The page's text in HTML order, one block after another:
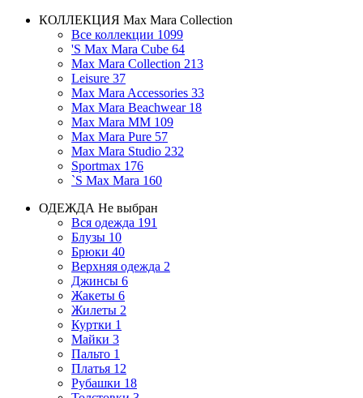
КОЛЛЕКЦИЯ Max Mara Collection
Все коллекции 1099
'S Max Mara Cube 64
Max Mara Collection 213
Leisure 37
Max Mara Accessories 33
Max Mara Beachwear 18
Max Mara MM 109
Max Mara Pure 57
Max Mara Studio 232
Sportmax 176
`S Max Mara 160
ОДЕЖДА Не выбран
Вся одежда 191
Блузы 10
Брюки 40
Верхняя одежда 2
Джинсы 6
Жакеты 6
Жилеты 2
Куртки 1
Майки 3
Пальто 1
Платья 12
Рубашки 18